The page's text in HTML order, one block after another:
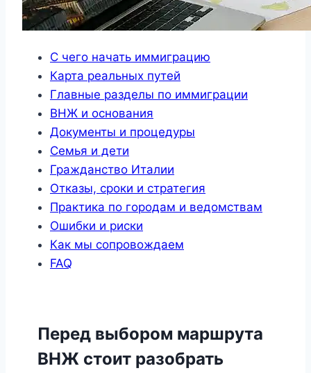
С чего начать иммиграцию
Карта реальных путей
Главные разделы по иммиграции
ВНЖ и основания
Документы и процедуры
Семья и дети
Гражданство Италии
Отказы, сроки и стратегия
Практика по городам и ведомствам
Ошибки и риски
Как мы сопровождаем
FAQ
Перед выбором маршрута
ВНЖ стоит разобрать